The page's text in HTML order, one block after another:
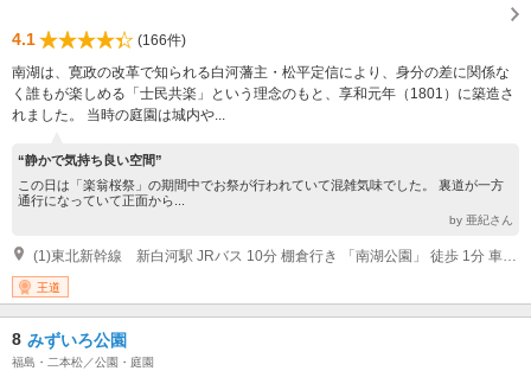
4.1
(166件)
南湖は、寛政の改革で知られる白河藩主・松平定信により、身分の差に関係な
く誰もが楽しめる「士民共楽」という理念のもと、享和元年（1801）に築造さ
れました。 当時の庭園は城内や...
“静かで気持ち良い空間”
この日は「楽翁桜祭」の期間中でお祭が行われていて混雑気味でした。 裏道が一方
通行になっていて正面から...
by 亜紀さん
王道
8 みずいろ公園
福島・二本松／公園・庭園